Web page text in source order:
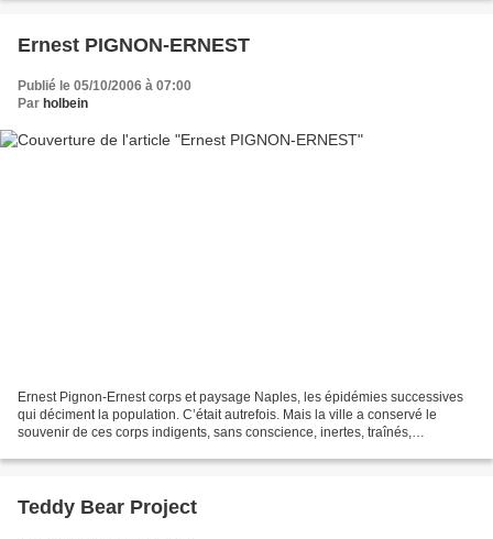
Ernest PIGNON-ERNEST
Publié le 05/10/2006 à 07:00
Par holbein
Ernest Pignon-Ernest corps et paysage Naples, les épidémies successives
qui déciment la population. C’était autrefois. Mais la ville a conservé le
souvenir de ces corps indigents, sans conscience, inertes, traînés,
Teddy Bear Project